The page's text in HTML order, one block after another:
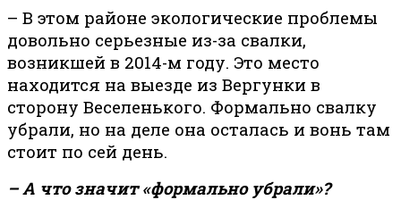
– В этом районе экологические проблемы
довольно серьезные из-за свалки,
возникшей в 2014-м году. Это место
находится на выезде из Вергунки в
сторону Веселенького. Формально свалку
убрали, но на деле она осталась и вонь там
стоит по сей день.
– А что значит «формально убрали»?